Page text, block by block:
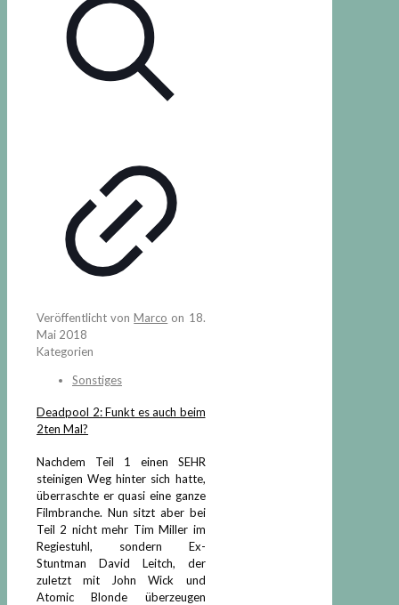
Veröffentlicht vonMarco on 18.
Mai 2018
Kategorien
Sonstiges
Deadpool 2: Funkt es auch beim
2ten Mal?
Nachdem Teil 1 einen SEHR
steinigen Weg hinter sich hatte,
überraschte er quasi eine ganze
Filmbranche. Nun sitzt aber bei
Teil 2 nicht mehr Tim Miller im
Regiestuhl, sondern Ex-
Stuntman David Leitch, der
zuletzt mit John Wick und
Atomic Blonde überzeugen